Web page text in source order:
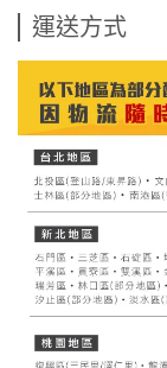
運送方式